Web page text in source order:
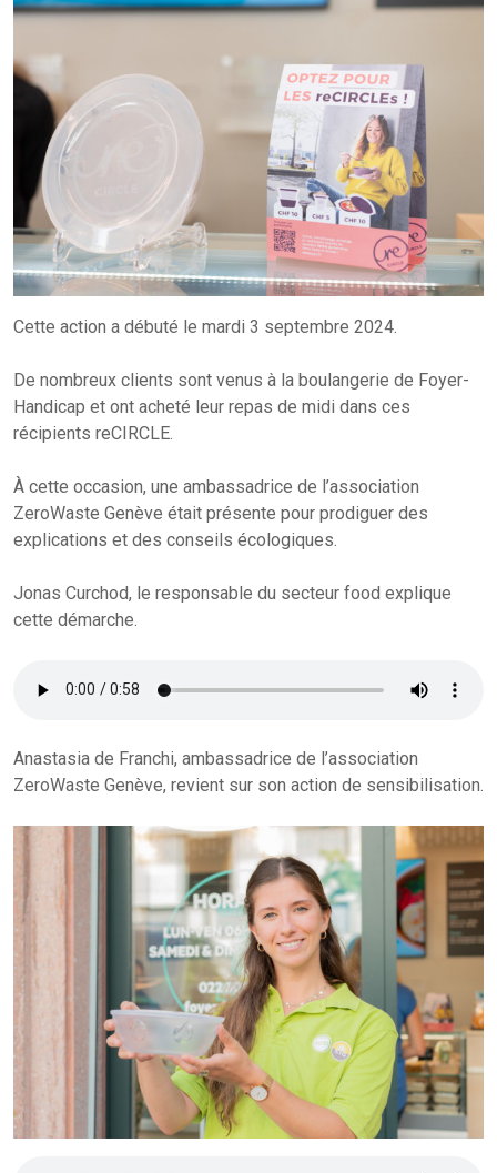
Cette action a débuté le mardi 3 septembre 2024.
De nombreux clients sont venus à la boulangerie de Foyer-
Handicap et ont acheté leur repas de midi dans ces
récipients reCIRCLE.
À cette occasion, une ambassadrice de l’association
ZeroWaste Genève était présente pour prodiguer des
explications et des conseils écologiques.
Jonas Curchod, le responsable du secteur food explique
cette démarche.
Anastasia de Franchi, ambassadrice de l’association
ZeroWaste Genève, revient sur son action de sensibilisation.